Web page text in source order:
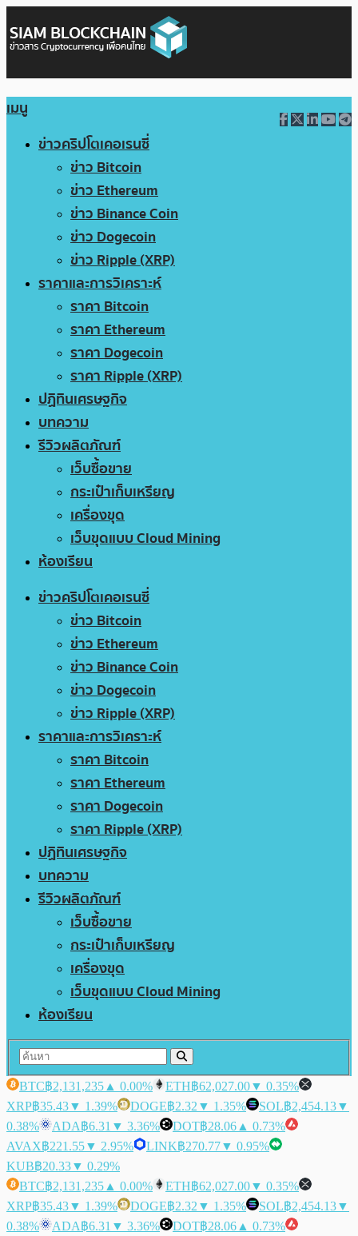
เมนู
ข่าวคริปโตเคอเรนซี่
ข่าว Bitcoin
ข่าว Ethereum
ข่าว Binance Coin
ข่าว Dogecoin
ข่าว Ripple (XRP)
ราคาและการวิเคราะห์
ราคา Bitcoin
ราคา Ethereum
ราคา Dogecoin
ราคา Ripple (XRP)
ปฏิทินเศรษฐกิจ
บทความ
รีวิวผลิตภัณฑ์
เว็บซื้อขาย
กระเป๋าเก็บเหรียญ
เครื่องขุด
เว็บขุดแบบ Cloud Mining
ห้องเรียน
ข่าวคริปโตเคอเรนซี่
ข่าว Bitcoin
ข่าว Ethereum
ข่าว Binance Coin
ข่าว Dogecoin
ข่าว Ripple (XRP)
ราคาและการวิเคราะห์
ราคา Bitcoin
ราคา Ethereum
ราคา Dogecoin
ราคา Ripple (XRP)
ปฏิทินเศรษฐกิจ
บทความ
รีวิวผลิตภัณฑ์
เว็บซื้อขาย
กระเป๋าเก็บเหรียญ
เครื่องขุด
เว็บขุดแบบ Cloud Mining
ห้องเรียน
BTC฿2,131,235 ▲ 0.00% ETH฿62,027.00▼ 0.35%
XRP฿35.43▼ 1.39% DOGE฿2.32 ▼ 1.35% SOL฿2,454.13▼
0.38%
ADA฿6.31 ▼ 3.36% DOT฿28.06 ▲ 0.73%
AVAX฿221.55▼ 2.95% LINK฿270.77▼ 0.95%
KUB฿20.33▼ 0.29%
BTC฿2,131,235 ▲ 0.00% ETH฿62,027.00▼ 0.35%
XRP฿35.43▼ 1.39% DOGE฿2.32 ▼ 1.35% SOL฿2,454.13▼
0.38%
ADA฿6.31 ▼ 3.36% DOT฿28.06 ▲ 0.73%